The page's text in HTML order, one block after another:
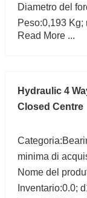
Diametro del
Peso:0,193 Kg;
Bearing
Read More ...
Hydraulic 4
Closed Centre
minima di
Nome del
Inventario:0.0;